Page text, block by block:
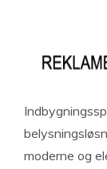
moderne og